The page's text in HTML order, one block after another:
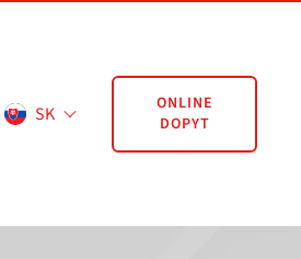
SK
ONLINE
DOPYT